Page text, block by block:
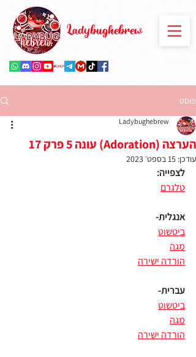
Ladybughebrew
פוסט
הערצה (Adoration) עונה 5 פרק 17
Ladybughebrew
עודכן: 15 בספט׳ 2023
לצפייה:
טלגרם
אנגלית-
ביטשוט
מגה
הורדה ישירה
עברית-
ביטשוט
מגה
הורדה ישירה